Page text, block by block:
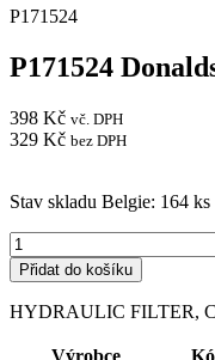
P171524
P171524
398 Kč vč. DPH
329 Kč bez DPH
Stav skladu Belgie: 164 ks
P171524
Donaldson
Hydraulický
filtr
množství
Přidat do košíku
HYDRAULIC FILTER,
Výrobce